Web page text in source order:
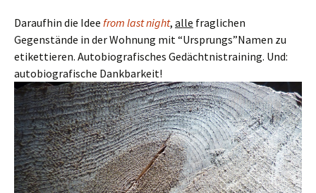
Daraufhin die Idee from last night, alle fraglichen
Gegenstände in der Wohnung mit “Ursprungs”Namen zu
etikettieren. Autobiografisches Gedächtnistraining. Und:
autobiografische Dankbarkeit!